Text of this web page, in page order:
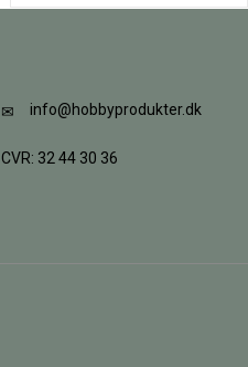
info@hobbyprodukter.dk
CVR: 32 44 30 36